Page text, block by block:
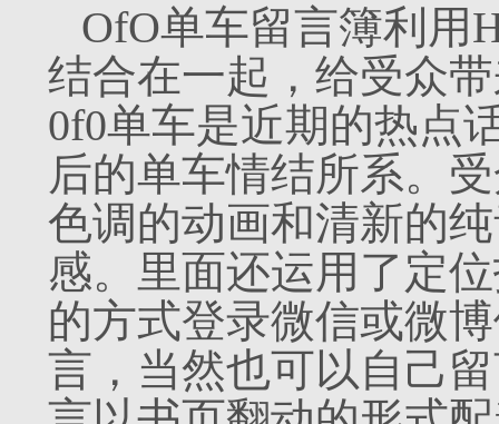
OfO单车留言簿利用
结合在一起，给受众
0f0单车是近期的热点
后的单车情结所系。
色调的动画和清新的
感。里面还运用了定
的方式登录微信或微
言，当然也可以自己